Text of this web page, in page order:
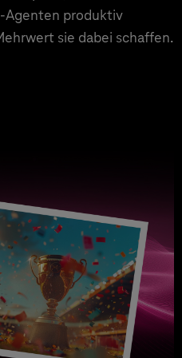
Agenten produktiv
sie dabei schaffen.